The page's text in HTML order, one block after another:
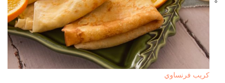
كريب فرنساوي